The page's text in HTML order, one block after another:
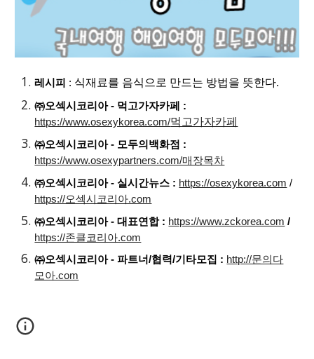
레시피 : 식재료를 음식으로 만드는 방법을 뜻한다.
㈜오섹시코리아 - 먹고가자카페 :
https://www.osexykorea.com/먹고가자카페
㈜오섹시코리아 - 모두의백화점 :
https://www.osexypartners.com/매장목차
㈜오섹시코리아 - 실시간뉴스 : https://osexykorea.com /
https://오섹시코리아.com
㈜오섹시코리아 - 대표연합 : https://www.zckorea.com /
https://존클코리아.com
㈜오섹시코리아 - 파트너/협력/기타모집 : http://문의다
모아.com